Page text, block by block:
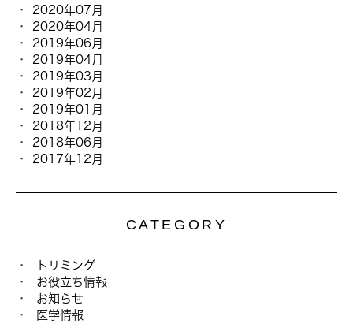
2020年07月
2020年04月
2019年06月
2019年04月
2019年03月
2019年02月
2019年01月
2018年12月
2018年06月
2017年12月
CATEGORY
トリミング
お役立ち情報
お知らせ
医学情報